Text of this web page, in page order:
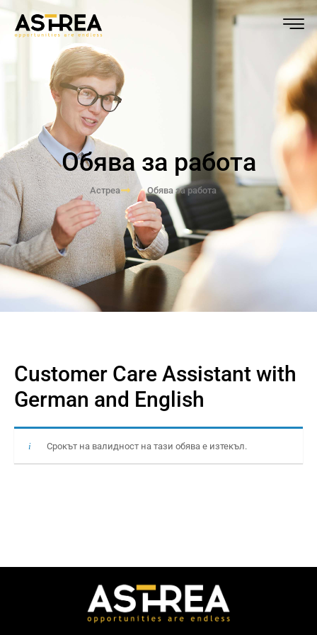
Обява за работа
Астреа Обява за работа
Customer Care Assistant with
German and English
Срокът на валидност на тази обява е изтекъл.